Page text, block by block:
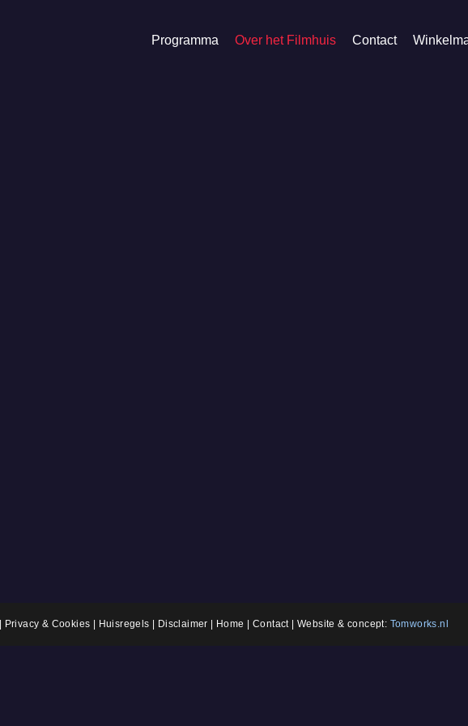
Programma Over het Filmhuis Contact
Privacy & Cookies Huisregels Disclaimer Home Contact| Website & concept: Tomworks.nl